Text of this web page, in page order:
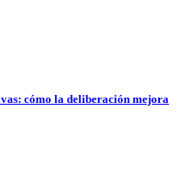
cómo la deliberación mejora